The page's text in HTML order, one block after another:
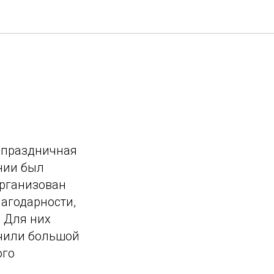
был
Для них
большой